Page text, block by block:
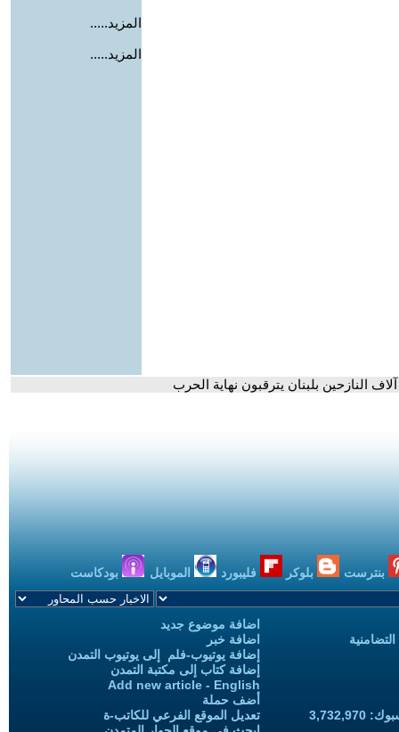
المزيد.....
المزيد.....
النازحين بلبنان يترقبون نهاية الحرب
بنترست بلوكر فليبورد الموبايل بودكاست
اضافة موضوع جديد
اضافة خبر
إضافة يوتيوب-فلم إلى يوتيوب التمدن
إضافة كتاب إلى مكتبة التمدن
Add new article - English
أضف حملة
تعديل الموقع الفرعي للكاتب-ة